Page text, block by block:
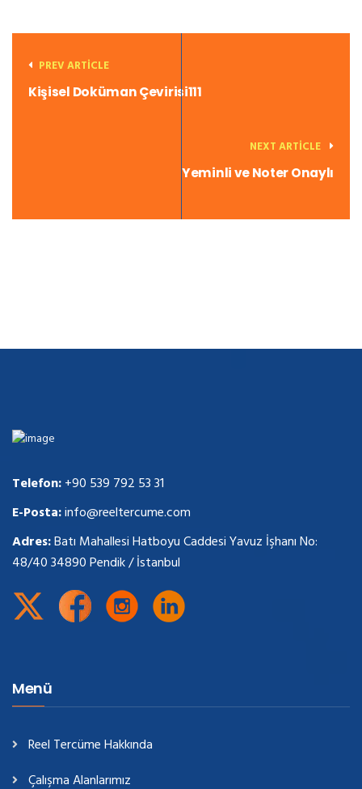
PREV ARTICLE
Kişisel Doküman Çevirisi111
NEXT ARTICLE
Yeminli ve Noter Onaylı
Telefon:+90 539 792 53 31
E-Posta:info@reeltercume.com
Adres:Batı Mahallesi Hatboyu Caddesi Yavuz İşhanı No:
48/40 34890 Pendik / İstanbul
Menü
Reel Tercüme Hakkında
Çalışma Alanlarımız